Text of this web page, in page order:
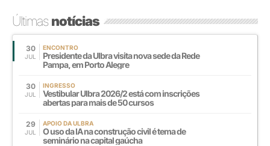
Últimasnotícias
30
JUL
ENCONTRO
Presidente da Ulbra visita nova sede da Rede
Pampa, em Porto Alegre
30
JUL
INGRESSO
Vestibular Ulbra 2026/2 está com inscrições
abertas para mais de 50 cursos
29
JUL
APOIO DA ULBRA
O uso da IA na construção civil é tema de
seminário na capital gaúcha